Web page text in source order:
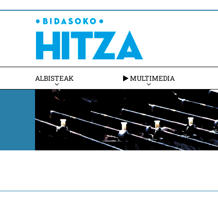
ALBISTEAK MULTIMEDIA